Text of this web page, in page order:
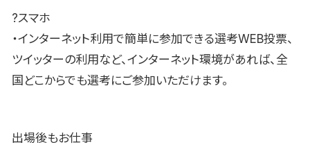
?スマホ
・インターネット利用で簡単に参加できる選考WEB投票、
ツイッターの利用など、インターネット環境があれば、全
国どこからでも選考にご参加いただけます。
出場後もお仕事